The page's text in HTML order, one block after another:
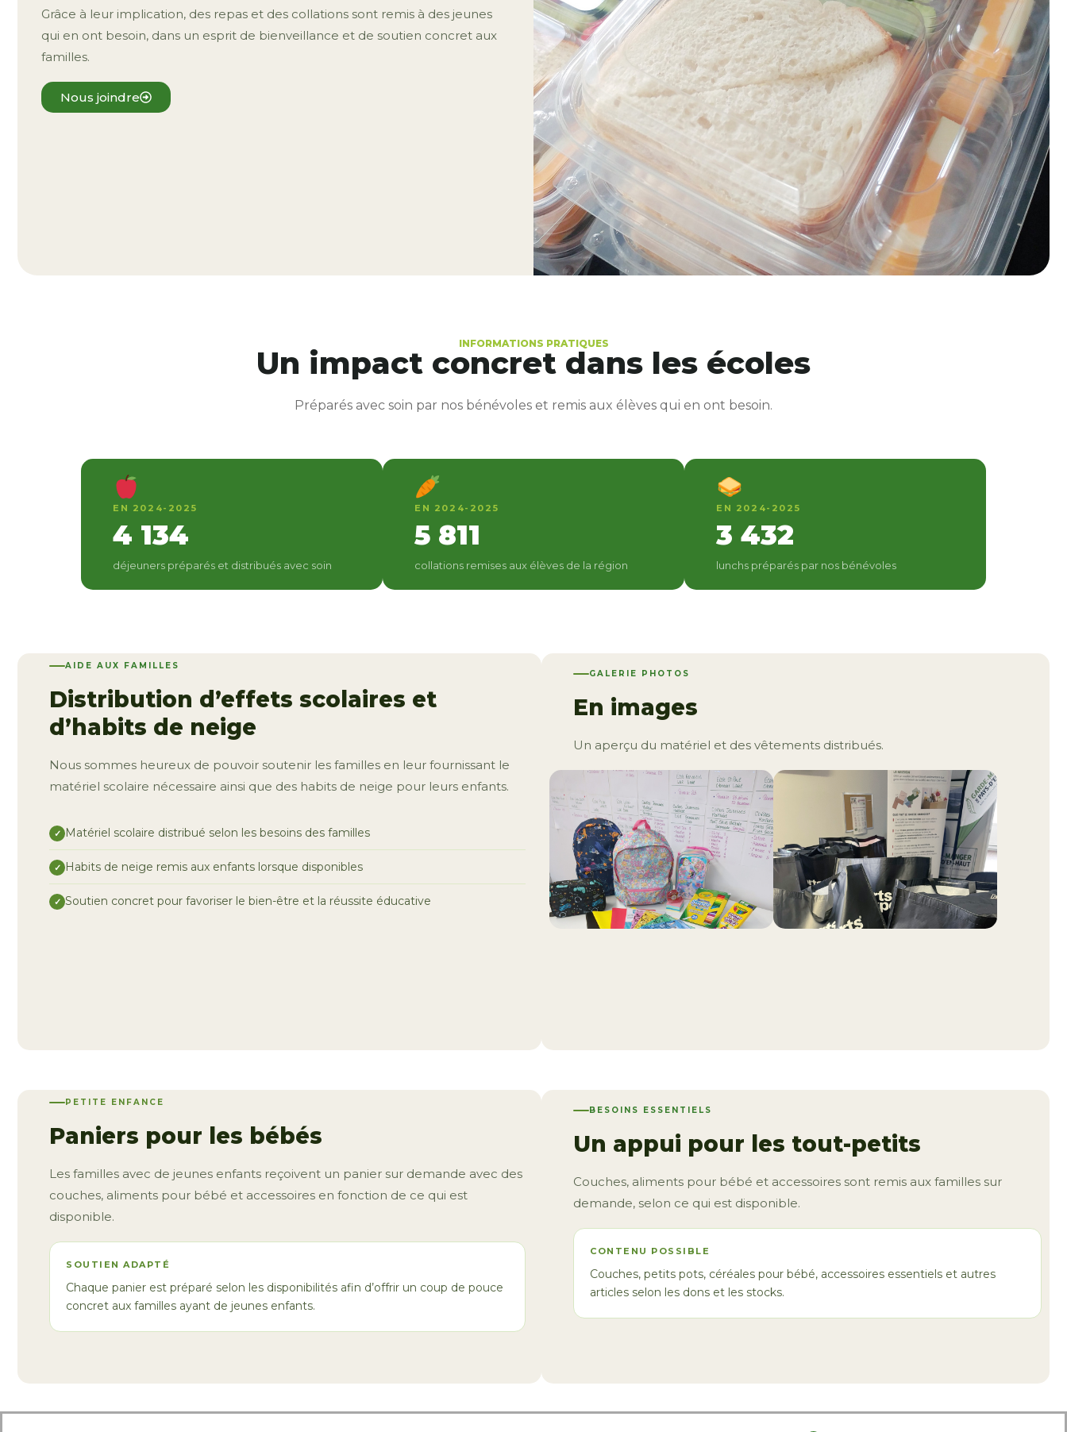
Grâce à leur implication, des repas et des collations sont remis à des jeunes
qui en ont besoin, dans un esprit de bienveillance et de soutien concret aux
familles.
Nous joindre
INFORMATIONS PRATIQUES
Un impact concret dans les écoles
Préparés avec soin par nos bénévoles et remis aux élèves qui en ont besoin.
EN 2024-2025
4 134
déjeuners préparés et distribués avec soin
EN 2024-2025
5 811
collations remises aux élèves de la région
EN 2024-2025
3 432
lunchs préparés par nos bénévoles
AIDE AUX FAMILLES
Distribution d’effets scolaires et
d’habits de neige
Nous sommes heureux de pouvoir soutenir les familles en leur fournissant le
matériel scolaire nécessaire ainsi que des habits de neige pour leurs enfants.
Matériel scolaire distribué selon les besoins des familles
Habits de neige remis aux enfants lorsque disponibles
Soutien concret pour favoriser le bien-être et la réussite éducative
GALERIE PHOTOS
En images
Un aperçu du matériel et des vêtements distribués.
PETITE ENFANCE
Paniers pour les bébés
Les familles avec de jeunes enfants reçoivent un panier sur demande avec des
couches, aliments pour bébé et accessoires en fonction de ce qui est
disponible.
SOUTIEN ADAPTÉ
Chaque panier est préparé selon les disponibilités afin d’offrir un coup de pouce
concret aux familles ayant de jeunes enfants.
BESOINS ESSENTIELS
Un appui pour les tout-petits
Couches, aliments pour bébé et accessoires sont remis aux familles sur
demande, selon ce qui est disponible.
CONTENU POSSIBLE
Couches, petits pots, céréales pour bébé, accessoires essentiels et autres
articles selon les dons et les stocks.